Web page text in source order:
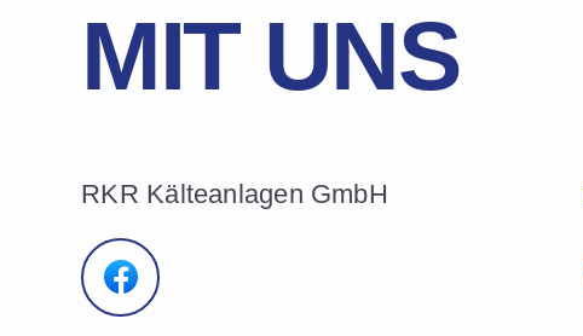
MIT UNS
RKR Kälteanlagen GmbH